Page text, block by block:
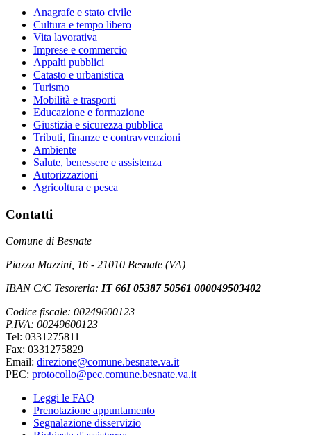
Anagrafe e stato civile
Cultura e tempo libero
Vita lavorativa
Imprese e commercio
Appalti pubblici
Catasto e urbanistica
Turismo
Mobilità e trasporti
Educazione e formazione
Giustizia e sicurezza pubblica
Tributi, finanze e contravvenzioni
Ambiente
Salute, benessere e assistenza
Autorizzazioni
Agricoltura e pesca
Contatti
Comune di Besnate
Piazza Mazzini, 16 - 21010 Besnate (VA)
IBAN C/C Tesoreria: IT 66I 05387 50561 000049503402
Codice fiscale: 00249600123
P.IVA: 00249600123
Tel: 0331275811
Fax: 0331275829
Email: direzione@comune.besnate.va.it
PEC: protocollo@pec.comune.besnate.va.it
Leggi le FAQ
Prenotazione appuntamento
Segnalazione disservizio